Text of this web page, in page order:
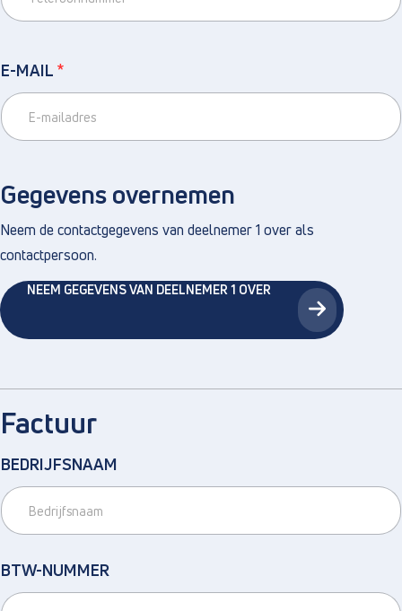
E-MAIL *
Gegevens overnemen
Neem de contactgegevens van deelnemer 1 over als
contactpersoon.
NEEM GEGEVENS VAN DEELNEMER 1 OVER
Factuur
BEDRIJFSNAAM
BTW-NUMMER